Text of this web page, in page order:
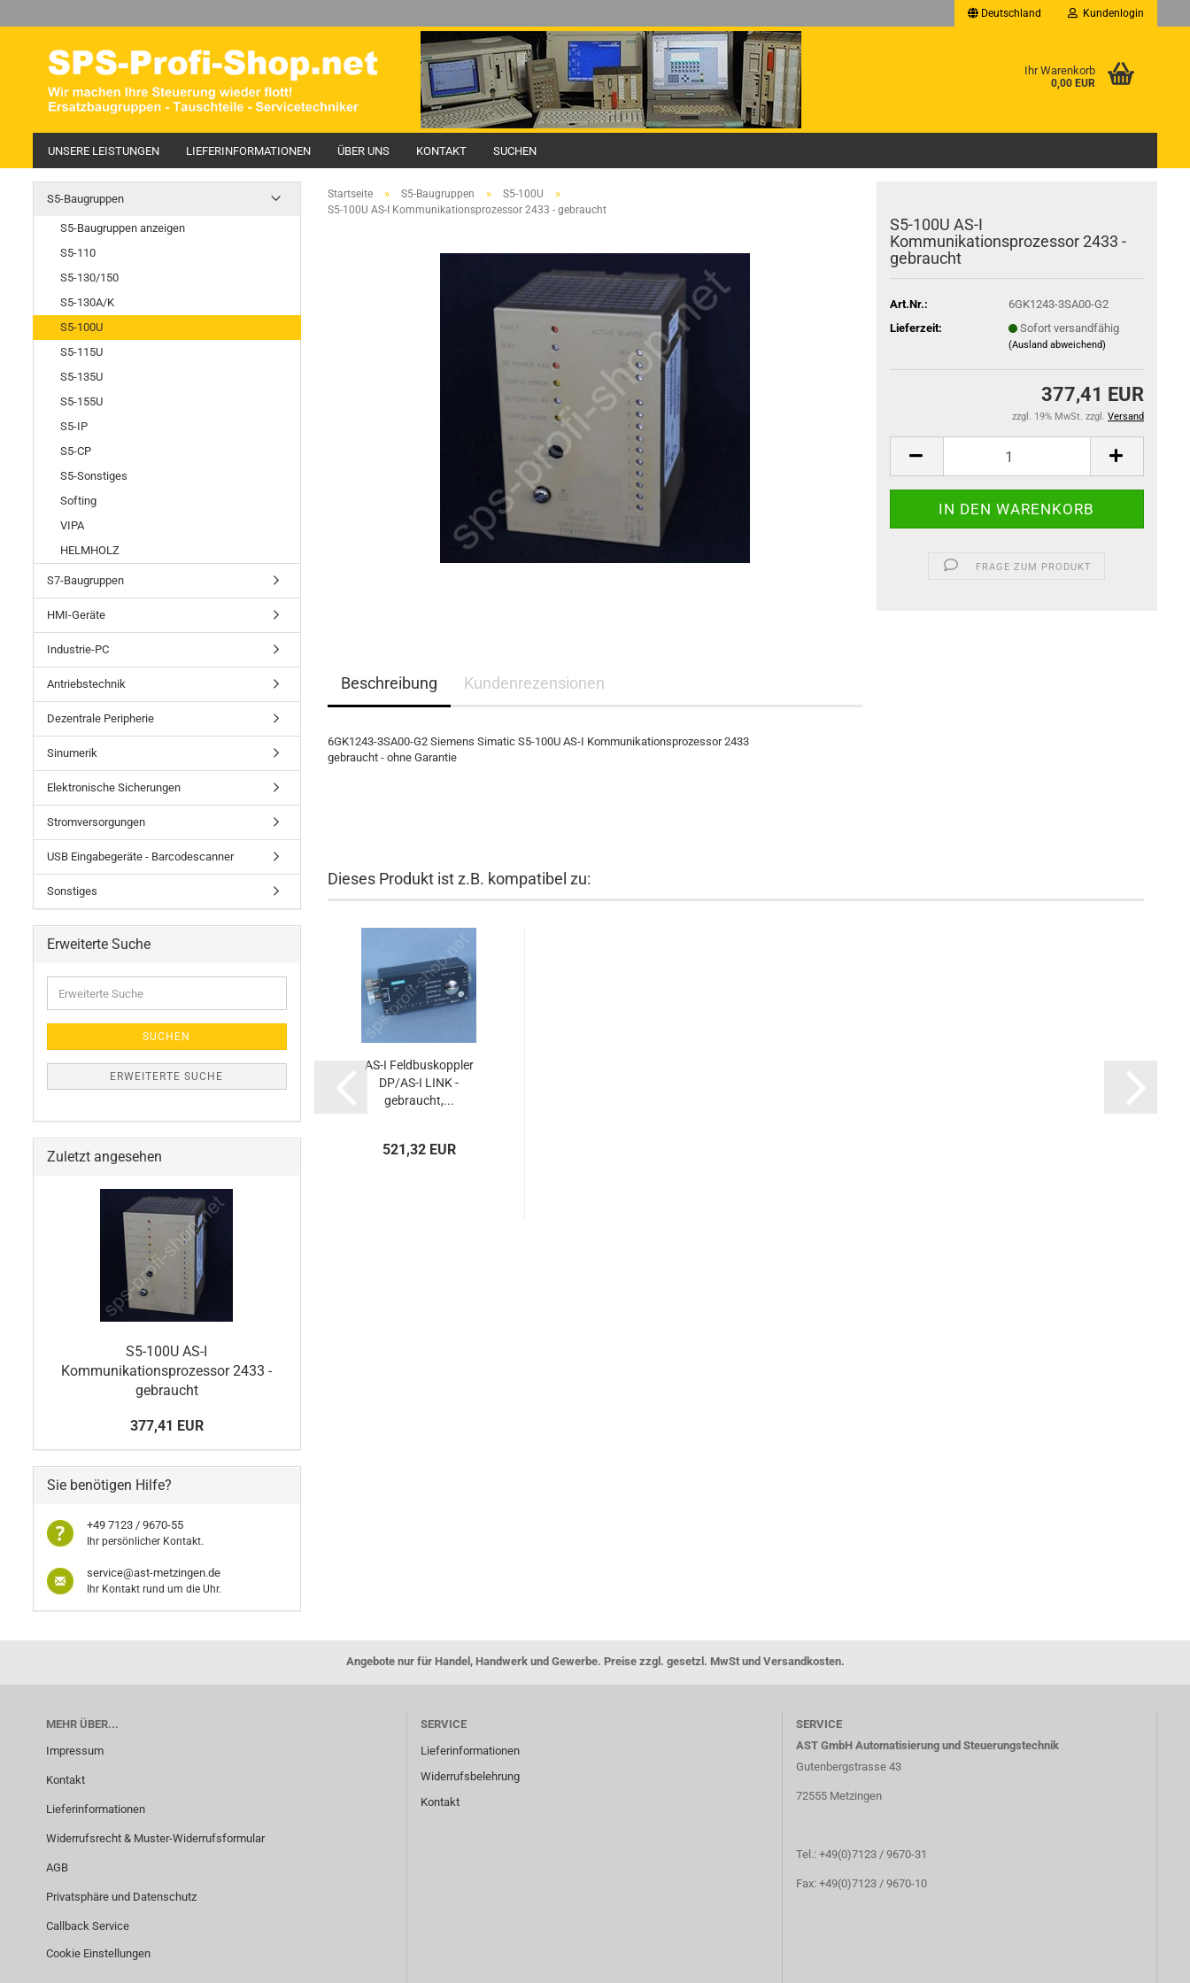
Deutschland Kundenlogin
Ihr Warenkorb
0,00 EUR
UNSERE LEISTUNGEN LIEFERINFORMATIONEN ÜBER UNS KONTAKT SUCHEN
Startseite » S5-Baugruppen » S5-100U »
S5-100U AS-I Kommunikationsprozessor 2433 - gebraucht
S5-100U AS-I
Kommunikationsprozessor 2433 -
gebraucht
Art.Nr.:
6GK1243-3SA00-G2
Lieferzeit:
Sofort versandfähig
(Ausland abweichend)
377,41 EUR
zzgl. 19% MwSt. zzgl. Versand
FRAGE ZUM PRODUKT
Beschreibung Kundenrezensionen
6GK1243-3SA00-G2 Siemens Simatic S5-100U AS-I Kommunikationsprozessor 2433
gebraucht - ohne Garantie
Dieses Produkt ist z.B. kompatibel zu:
AS-I Feldbuskoppler
DP/AS-I LINK -
gebraucht,...
521,32 EUR
S5-Baugruppen
S5-Baugruppen anzeigen
S5-110
S5-130/150
S5-130A/K
S5-100U
S5-115U
S5-135U
S5-155U
S5-IP
S5-CP
S5-Sonstiges
Softing
VIPA
HELMHOLZ
S7-Baugruppen
HMI-Geräte
Industrie-PC
Antriebstechnik
Dezentrale Peripherie
Sinumerik
Elektronische Sicherungen
Stromversorgungen
USB Eingabegeräte - Barcodescanner
Sonstiges
Erweiterte Suche
Suche
SUCHEN
ERWEITERTE SUCHE
Zuletzt angesehen
S5-100U AS-I
Kommunikationsprozessor 2433 -
gebraucht
377,41 EUR
Sie benötigen Hilfe?
+49 7123 / 9670-55
Ihr persönlicher Kontakt.
service@ast-metzingen.de
Ihr Kontakt rund um die Uhr.
Angebote nur für Handel, Handwerk und Gewerbe. Preise zzgl. gesetzl. MwSt und Versandkosten.
MEHR ÜBER...
Impressum
Kontakt
Lieferinformationen
Widerrufsrecht & Muster-Widerrufsformular
AGB
Privatsphäre und Datenschutz
Callback Service
Cookie Einstellungen
SERVICE
Lieferinformationen
Widerrufsbelehrung
Kontakt
SERVICE
AST GmbH Automatisierung und Steuerungstechnik
Gutenbergstrasse 43
72555 Metzingen
Tel.: +49(0)7123 / 9670-31
Fax: +49(0)7123 / 9670-10